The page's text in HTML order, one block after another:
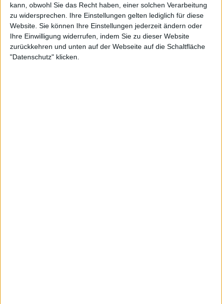
kann, obwohl Sie das Recht haben, einer solchen Verarbeitung
zu widersprechen. Ihre Einstellungen gelten lediglich für diese
Website. Sie können Ihre Einstellungen jederzeit ändern oder
Ihre Einwilligung widerrufen, indem Sie zu dieser Website
zurückkehren und unten auf der Webseite auf die Schaltfläche
"Datenschutz" klicken.